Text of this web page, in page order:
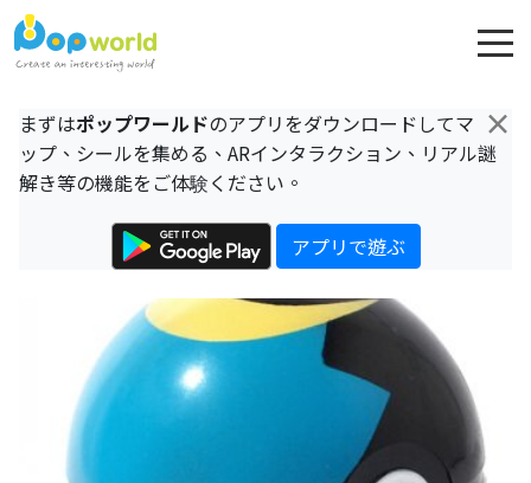
×
まずはポップワールドのアプリをダウンロードしてマ
ップ、シールを集める、ARインタラクション、リアル謎
解き等の機能をご体験ください。
アプリで遊ぶ